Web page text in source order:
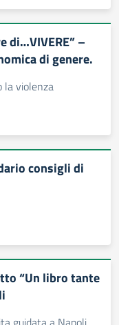
di…VIVERE” –
di genere.
la violenza
consigli di
“Un libro tante